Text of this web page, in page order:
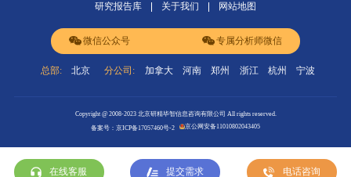
研究报告库 关于我们 网站地图
微信公众号 专属分析师微信
总部: 北京 分公司: 加拿大 河南 郑州 浙江 杭州 宁波
Copyright @ 2008-2023 北京研精毕智信息咨询有限公司 All rights reserved.
备案号：京ICP备17057460号-2
京公网安备11010802043405
在线客服 提交需求 电话咨询